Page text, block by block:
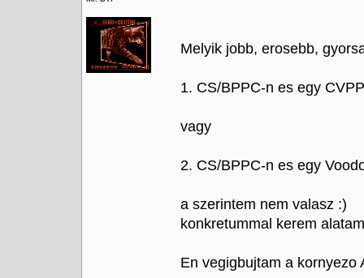
Melyik jobb, erosebb,
1. CS/BPPC-n es egy
vagy
2. CS/BPPC-n es egy
a szerintem nem valasz :)
konkretummal kerem
En vegigbujtam a kornyezo